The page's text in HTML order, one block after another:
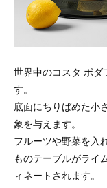
世界中のコスタ ボダ
す。
底面にちりばめた小
象を与えます。
フルーツや野菜を入
ものテーブルがライ
ィネートされます。